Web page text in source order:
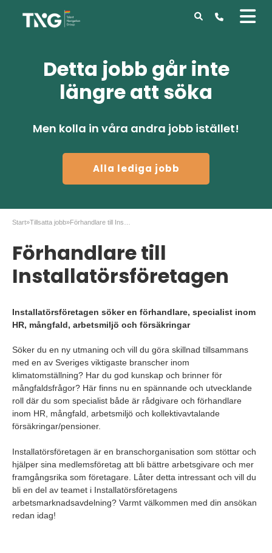
Detta jobb går inte
längre att söka
Men kolla in våra andra jobb istället!
Alla lediga jobb
Start»Tillsatta jobb»
Förhandlare till
Installatörsföretagen
Installatörsföretagen söker en förhandlare, specialist inom
HR, mångfald, arbetsmiljö och försäkringar
Söker du en ny utmaning och vill du göra skillnad tillsammans
med en av Sveriges viktigaste branscher inom
klimatomställning? Har du god kunskap och brinner för
mångfaldsfrågor? Här finns nu en spännande och utvecklande
roll där du som specialist både är rådgivare och förhandlare
inom HR, mångfald, arbetsmiljö och kollektivavtalande
försäkringar/pensioner.
Installatörsföretagen är en branschorganisation som stöttar och
hjälper sina medlemsföretag att bli bättre arbetsgivare och mer
framgångsrika som företagare. Låter detta intressant och vill du
bli en del av teamet i Installatörsföretagens
arbetsmarknadsavdelning? Varmt välkommen med din ansökan
redan idag!